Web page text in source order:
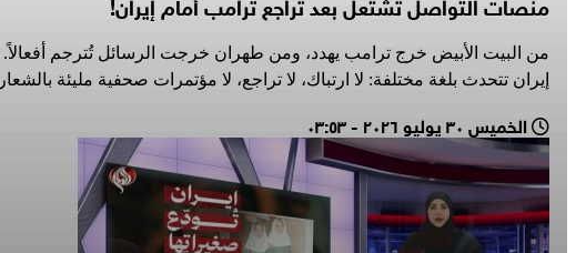
من البيت الأبيض خرج ترامب يهدد، ومن طهران خرجت الرسائل تُترجم أفعالاً.
إيران تتحدث بلغة مختلفة: لا ارتباك، لا تراجع، لا مؤتمرات صحفية مليئة
الخميس ٣٠ يوليو ٢٠٢٦ - ٠٣:٥٣